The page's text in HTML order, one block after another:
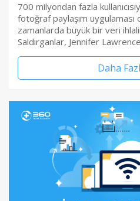
700 milyondan fazla
fotoğraf paylaşım
zamanlarda büyük bir veri
Saldırganlar, Jennifer
Daha